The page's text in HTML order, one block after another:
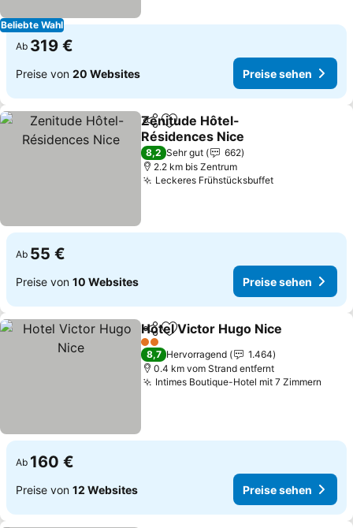
Beliebte Wahl
Ab 319 €
Preise von 20 Websites Preise sehen
TeilenZu Favoriten hinzufügen
Zenitude Hôtel-
Résidences Nice
Preise sehen
8,2 Sehr gut
662
2.2 km bis Zentrum
Leckeres FrühstücksbuffetPreise sehen
Ab 55 €
Preise von 10 Websites Preise sehen
TeilenZu Favoriten hinzufügen
Hotel Victor Hugo Nice
2 Sterne
8,7 Hervorragend
1.464
0.4 km vom Strand entfernt
Intimes Boutique-Hotel mit 7 Zimmern
Ab 160 €
Preise von 12 Websites Preise sehen